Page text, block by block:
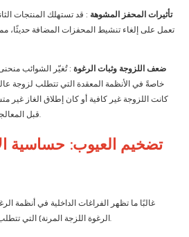
تأثيرات المحفز المشوهة : قد تستهلك المنتجات
تعمل على إلغاء تنشيط المحفزات المضافة حديثًا،
ضعف اللزوجة وثبات الرغوة : تُغيّر الشوائب
خاصةً في الأنظمة المعقدة التي تتطلب لزوجة
كانت اللزوجة غير كافية أو كان إطلاق الغاز غير
قبل المعالجة، مُشكّلةً فراغات داخلية.
غالبًا ما تظهر الفراغات الداخلية في أنظمة
الرغوة اللزجة المرنة) التي تتطلب نقاءً عاليًا للغاية من المواد الخام.